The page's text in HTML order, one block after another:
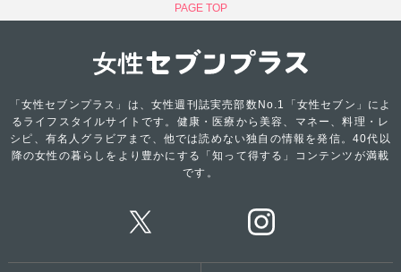
PAGE TOP
「女性セブンプラス」は、女性週刊誌実売部数No.1「女性セブン」によ
るライフスタイルサイトです。健康・医療から美容、マネー、料理・レ
シピ、有名人グラビアまで、他では読めない独自の情報を発信。40代以
降の女性の暮らしをより豊かにする「知って得する」コンテンツが満載
です。